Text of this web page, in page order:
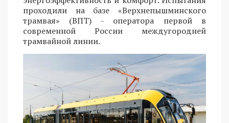
проходили на базе «Верхнепышминского
трамвая» (ВПТ) - оператора первой в
современной России междугородней
трамвайной линии.